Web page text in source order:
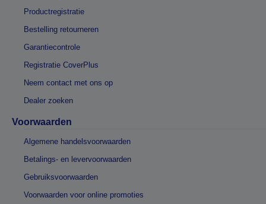
Productregistratie
Bestelling retourneren
Garantiecontrole
Registratie CoverPlus
Neem contact met ons op
Dealer zoeken
Voorwaarden
Algemene handelsvoorwaarden
Betalings- en levervoorwaarden
Gebruiksvoorwaarden
Voorwaarden voor online promoties